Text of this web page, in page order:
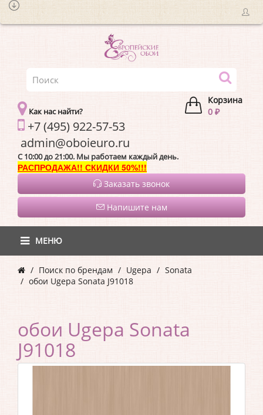
Корзина
0 ₽
Как нас найти?
+7 (495) 922-57-53
C 10:00 до 21:00. Мы работаем каждый день.
РАСПРОДАЖА!! СКИДКИ 50%!!!
Заказать звонок
Напишите нам
МЕНЮ
Поиск по брендам Ugepa
Sonata
обои Ugepa Sonata J91018
обои Ugepa Sonata
J91018